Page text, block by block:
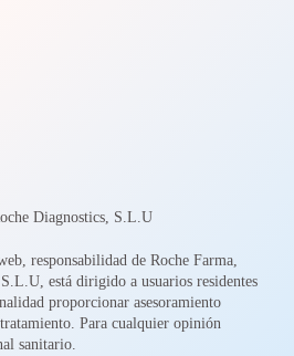
Diagnostics, S.L.U
responsabilidad de Roche Farma,
está dirigido a usuarios residentes
proporcionar asesoramiento
Para cualquier opinión
sanitario.